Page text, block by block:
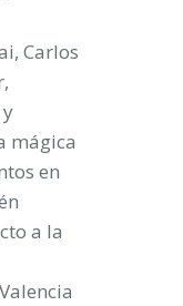
Carlos
mágica
en
a la